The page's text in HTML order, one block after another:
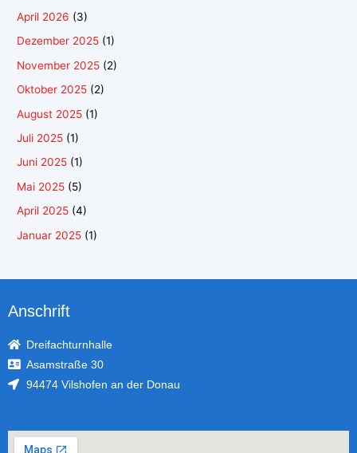
April 2026 (3)
Dezember 2025 (1)
November 2025 (2)
Oktober 2025 (2)
August 2025 (1)
Juli 2025 (1)
Juni 2025 (1)
Mai 2025 (5)
April 2025 (4)
Januar 2025 (1)
Anschrift
Dreifachturnhalle
Asamstraße 30
94474 Vilshofen an der Donau